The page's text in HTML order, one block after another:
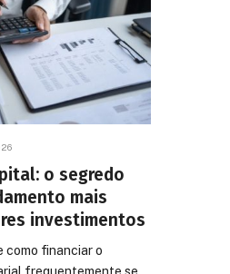
o segredo
mais
investimentos
como financiar o
frequentemente se